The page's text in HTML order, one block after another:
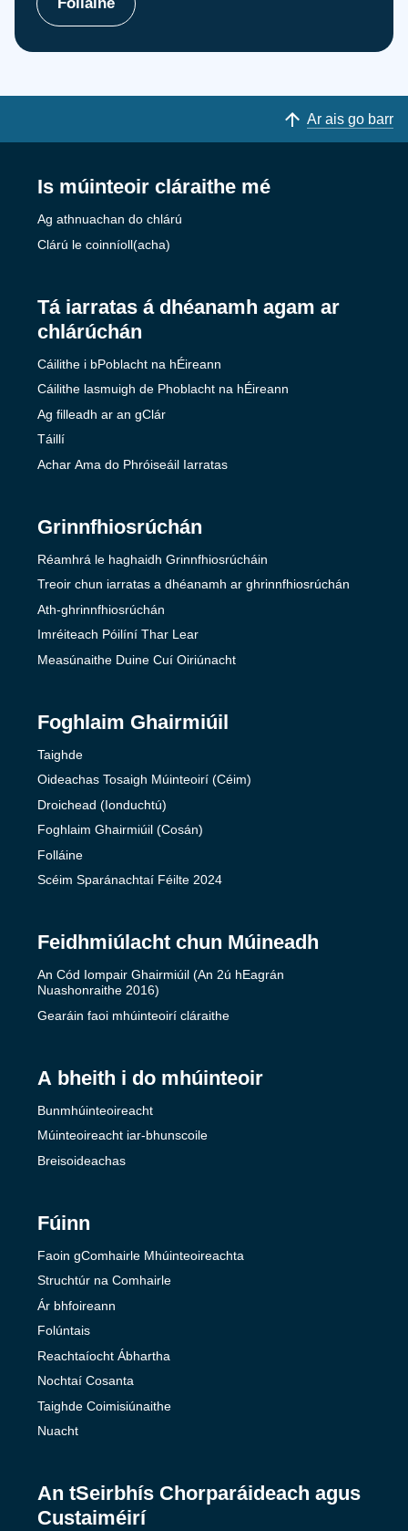
Folláine
Ar ais go barr
Is múinteoir cláraithe mé
Ag athnuachan do chlárú
Clárú le coinníoll(acha)
Tá iarratas á dhéanamh agam ar
chlárúchán
Cáilithe i bPoblacht na hÉireann
Cáilithe lasmuigh de Phoblacht na hÉireann
Ag filleadh ar an gClár
Táillí
Achar Ama do Phróiseáil Iarratas
Grinnfhiosrúchán
Réamhrá le haghaidh Grinnfhiosrúcháin
Treoir chun iarratas a dhéanamh ar ghrinnfhiosrúchán
Ath-ghrinnfhiosrúchán
Imréiteach Póilíní Thar Lear
Measúnaithe Duine Cuí Oiriúnacht
Foghlaim Ghairmiúil
Taighde
Oideachas Tosaigh Múinteoirí (Céim)
Droichead (Ionduchtú)
Foghlaim Ghairmiúil (Cosán)
Folláine
Scéim Sparánachtaí Féilte 2024
Feidhmiúlacht chun Múineadh
An Cód Iompair Ghairmiúil (An 2ú hEagrán
Nuashonraithe 2016)
Gearáin faoi mhúinteoirí cláraithe
A bheith i do mhúinteoir
Bunmhúinteoireacht
Múinteoireacht iar-bhunscoile
Breisoideachas
Fúinn
Faoin gComhairle Mhúinteoireachta
Struchtúr na Comhairle
Ár bhfoireann
Folúntais
Reachtaíocht Ábhartha
Nochtaí Cosanta
Taighde Coimisiúnaithe
Nuacht
An tSeirbhís Chorparáideach agus
Custaiméirí